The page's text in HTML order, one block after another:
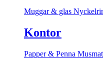
Muggar & glas
Kontor
Papper & Penna